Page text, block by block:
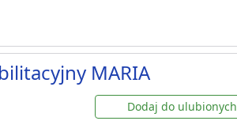
MARIA
Dodaj do ulubionych